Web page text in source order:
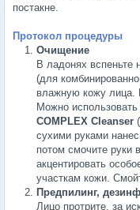
постакне.
Протокол процедуры
Очищение
В ладонях вспеньте
(для
влажную кожу лица.
Можно
COMPLEX Cleanser
сухими руками
потом смочите руки
акцентировать
участкам кожи.
Предпилинг,
Лицо протрите, за